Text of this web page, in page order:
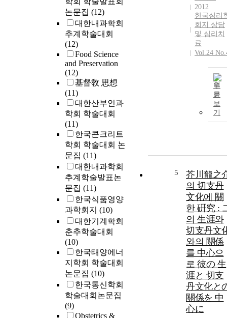
논문집 (12)
대한내과학회
추계학술대회
(12)
Food Science
and Preservation
(12)
基督敎 思想
(11)
대한산부인과
학회 학술대회
(11)
한국콘크리트
학회 학술대회 논
문집 (11)
대한내과학회
추계학술발표논
문집 (11)
한국식품영양
과학회지 (10)
대한기계학회
춘추학술대회
(10)
한국태양에너
지학회 학술대회
논문집 (10)
한국통신학회
학술대회논문집
(9)
Obstetrics &
2012
한국심리
회지 상담
및 심리치
료
Vol.24
원
문
보
기
5
芥川龍之
의 切支丹
文化에 關
한 硏究 :
의 生涯와
切支丹文
와의 關係
를 中心으
로 彼の 生
涯と 切支
丹文化と
關係を 中
心に